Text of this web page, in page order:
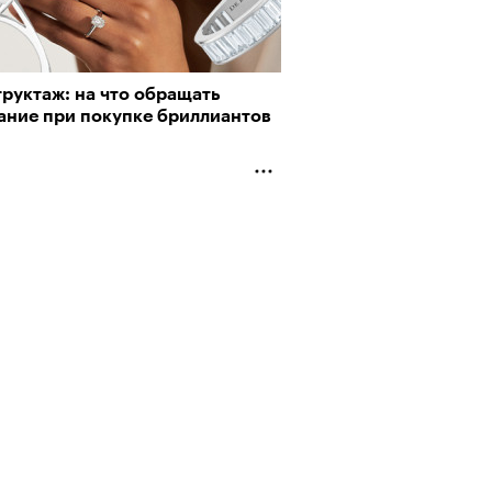
на что обращать
при покупке бриллиантов